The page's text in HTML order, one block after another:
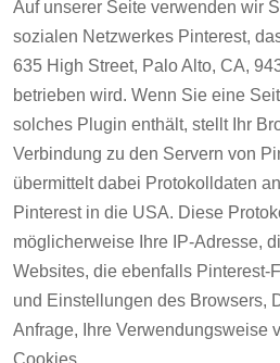
Auf unserer Seite verwenden wir
sozialen Netzwerkes Pinterest,
635 High Street, Palo Alto, CA,
betrieben wird. Wenn Sie eine
solches Plugin enthält, stellt Ihr
Verbindung zu den Servern von
übermittelt dabei Protokolldaten
Pinterest in die USA. Diese
möglicherweise Ihre IP-Adresse,
Websites, die ebenfalls Pinterest-
und Einstellungen des Browsers,
Anfrage, Ihre Verwendungsweise
Cookies.